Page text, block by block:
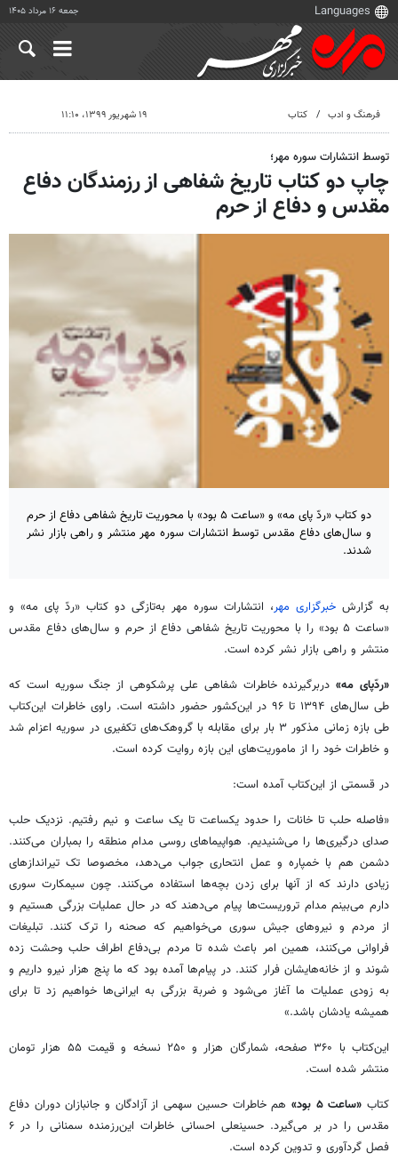
جمعه ۱۶ مرداد ۱۴۰۵
فرهنگ و ادب کتاب ۱۹ شهریور ۱۳۹۹، ۱۱:۱۰
توسط انتشارات سوره مهر؛
چاپ دو کتاب تاریخ شفاهی از رزمندگان دفاع
مقدس و دفاع از حرم
دو کتاب «ردّ پای مه» و «ساعت ۵ بود» با محوریت تاریخ شفاهی دفاع از حرم
و سال‌های دفاع مقدس توسط انتشارات سوره مهر منتشر و راهی بازار نشر
شدند.
به گزارش خبرگزاری مهر، انتشارات سوره مهر به‌تازگی دو کتاب «ردّ پای مه» و
«ساعت ۵ بود» را با محوریت تاریخ شفاهی دفاع از حرم و سال‌های دفاع مقدس
منتشر و راهی بازار نشر کرده است.
«ردّپای مه»دربرگیرنده خاطرات شفاهی علی پرشکوهی از جنگ سوریه است که
طی سال‌های ۱۳۹۴ تا ۹۶ در این‌کشور حضور داشته است. راوی خاطرات این‌کتاب
طی بازه زمانی مذکور ۳ بار برای مقابله با گروهک‌های تکفیری در سوریه اعزام شد
و خاطرات خود را از ماموریت‌های این بازه روایت کرده است.
در قسمتی از این‌کتاب آمده است:
«فاصله حلب تا خانات را حدود یکساعت تا یک ساعت و نیم رفتیم. نزدیک حلب
صدای درگیری‌ها را می‌شنیدیم. هواپیماهای روسی مدام منطقه را بمباران می‌کنند.
دشمن هم با خمپاره و عمل انتحاری جواب می‌دهد، مخصوصا تک تیراندازهای
زیادی دارند که از آنها برای زدن بچه‌ها استفاده می‌کنند. چون سیمکارت سوری
دارم می‌بینم مدام تروریست‌ها پیام می‌دهند که در حال عملیات بزرگی هستیم و
از مردم و نیروهای جیش سوری می‌خواهیم که صحنه را ترک کنند. تبلیغات
فراوانی می‌کنند، همین امر باعث شده تا مردم بی‌دفاع اطراف حلب وحشت زده
شوند و از خانه‌هایشان فرار کنند. در پیام‌ها آمده بود که ما پنج هزار نیرو داریم و
به زودی عملیات ما آغاز می‌شود و ضربة بزرگی به ایرانی‌ها خواهیم زد تا برای
همیشه یادشان باشد.»
این‌کتاب با ۳۶۰ صفحه، شمارگان هزار و ۲۵۰ نسخه و قیمت ۵۵ هزار تومان
منتشر شده است.
کتاب «ساعت ۵ بود»
هم خاطرات حسین سهمی از آزادگان و جانبازان دوران دفاع
مقدس را در بر می‌گیرد. حسینعلی احسانی خاطرات این‌رزمنده سمنانی را در ۶
فصل گردآوری و تدوین کرده است.